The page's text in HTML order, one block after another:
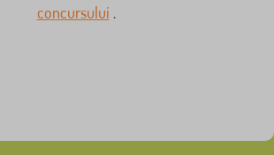
concursului .